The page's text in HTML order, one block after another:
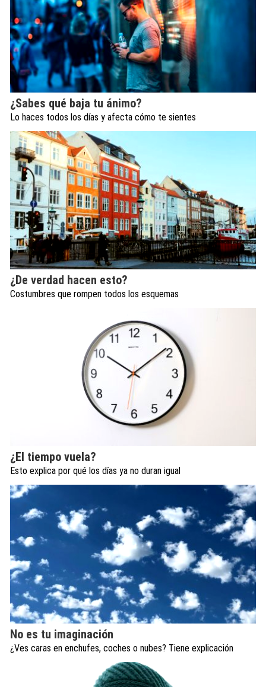
¿Sabes qué baja tu ánimo?
Lo haces todos los días y afecta cómo te sientes
¿De verdad hacen esto?
Costumbres que rompen todos los esquemas
¿El tiempo vuela?
Esto explica por qué los días ya no duran igual
No es tu imaginación
¿Ves caras en enchufes, coches o nubes? Tiene explicación